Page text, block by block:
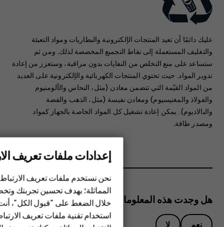
Edition
الهواتف المميزة
عليك دائمًا أن تعيد المنتجات الإلكترونية والبطاريات ومواد التعبئة
والتغليف المستعملة إلى نقاط التجميع المخصصة لذلك. ‏‫ومن ثم
ستساعد على منع التخلص من النفايات بدون مراقبة، وستعزز من إعادة
تدوير المواد.‬ حيث تحتوي المنتجات الكهربائية والإلكترونية على العديد
من المواد القيّمة التي تتضمن معادن (مثل، النحاس والألومنيوم
والفولاذ والمغنيسيوم) ومعادن نفيسة (مثل، الذهب والفضة
والبالاديوم). يمكن إعادة تشغيل كل المواد الخاصة بالجهاز كمواد
ومصدر طاقة.
هل وجدت هذه المعلومات مفيدة؟
نعم لا
إعدادات ملفات تعريف
نحن نستخدم ملفات تعريف
المماثلة؛ بهدف تحسين تجربتك
خلال الضغط على "قبول الكل"،
استخدام تقنية ملفات تعريف